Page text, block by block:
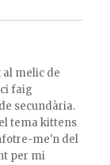
al melic de
faig
secundària.
tema kittens
me'n del
per mi